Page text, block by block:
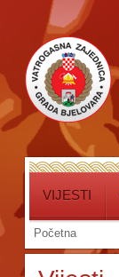
VIJESTI
Početna